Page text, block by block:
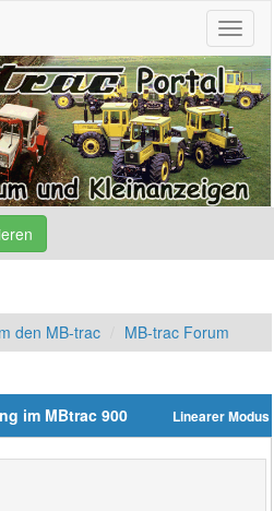
den MB-trac MB-trac Forum
Linearer Modus
im MBtrac 900